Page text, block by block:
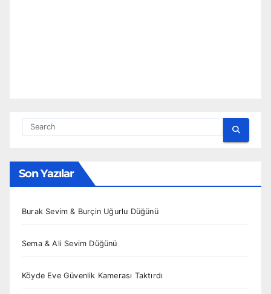
Son Yazılar
Burak Sevim & Burçin Uğurlu Düğünü
Sema & Ali Sevim Düğünü
Köyde Eve Güvenlik Kamerası Taktırdı